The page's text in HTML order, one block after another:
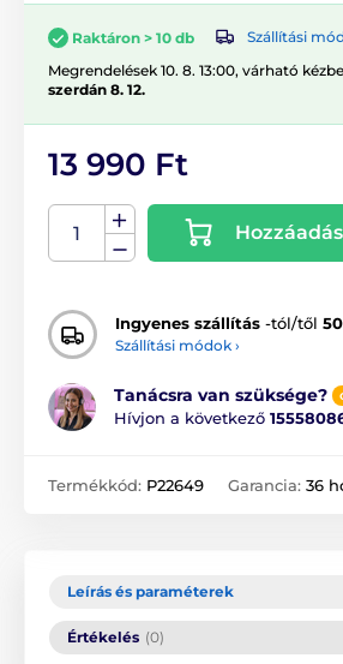
Raktáron > 10 db
Szállítási
Megrendelések 10. 8. 13:00, várható
szerdán 8. 12.
13 990 Ft
Ingyenes szállítás -tól/től
Szállítási módok ›
Tanácsra van szüksége?
Hívjon a következő
Termékkód: P22649 Garancia: 36
Leírás és paraméterek
Értékelés (0)